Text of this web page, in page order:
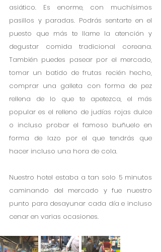
asiático. Es enorme, con muchísimos
pasillos y paradas. Podrás sentarte en el
puesto que más te llame la atención y
degustar comida tradicional coreana.
También puedes pasear por el mercado,
tomar un batido de frutas recién hecho,
comprar una galleta con forma de pez
rellena de lo que te apetezca, el más
popular es el relleno de judías rojas dulce
o incluso probar el famoso buñuelo en
forma de lazo por el que tendrás que
hacer incluso una hora de cola.
Nuestro hotel estaba a tan solo 5 minutos
caminando del mercado y fue nuestro
punto para desayunar cada día e incluso
cenar en varias ocasiones.